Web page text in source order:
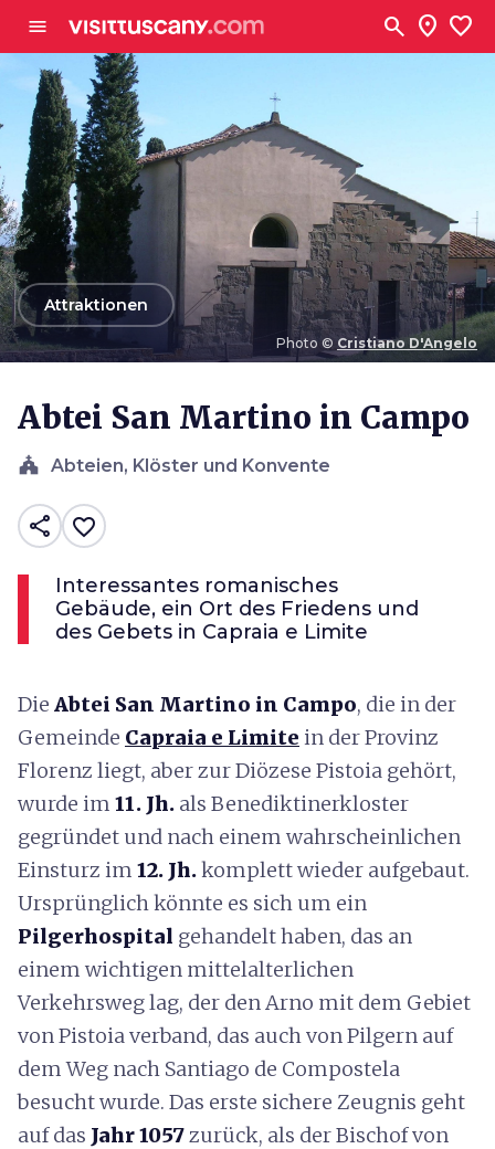
menu search location_on favorite
Photo © Cristiano D'Angelo
arrow_backAttraktionen
Abtei San Martino in Campo
church Abteien, Klöster und Konvente
share favorite_border
Interessantes romanisches
Gebäude, ein Ort des Friedens und
des Gebets in Capraia e Limite
Die Abtei San Martino in Campo, die in der
Gemeinde Capraia e Limite in der Provinz
Florenz liegt, aber zur Diözese Pistoia gehört,
wurde im 11. Jh. als Benediktinerkloster
gegründet und nach einem wahrscheinlichen
Einsturz im 12. Jh.komplett wieder aufgebaut.
Ursprünglich könnte es sich um ein
Pilgerhospital gehandelt haben, das an
einem wichtigen mittelalterlichen
Verkehrsweg lag, der den Arno mit dem Gebiet
von Pistoia verband, das auch von Pilgern auf
dem Weg nach Santiago de Compostela
besucht wurde. Das erste sichere Zeugnis geht
auf das Jahr 1057zurück, als der Bischof von